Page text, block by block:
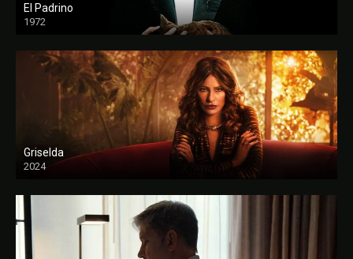
El Padrino
1972
FULL HD
Griselda
2024